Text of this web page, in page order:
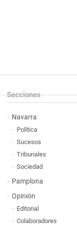
Secciones
Navarra
Política
Sucesos
Tribunales
Sociedad
Pamplona
Opinión
Editorial
Colaboradores